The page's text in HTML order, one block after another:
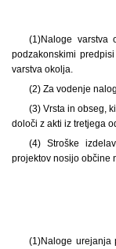
(1)Naloge varstva
podzakonskimi
varstva okolja.
(2) Za vodenje
(3) Vrsta in obseg,
določi z akti iz tretjega
(4) Stroške
projektov nosijo občine
(1)Naloge urejanja